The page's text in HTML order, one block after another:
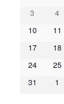
m
é
n
3
4
10
11
17
18
24
25
31
1